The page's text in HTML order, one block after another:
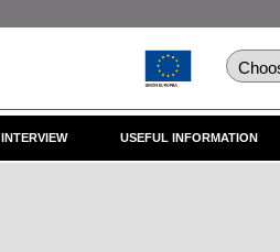
INTERVIEW USEFUL INFORMATION